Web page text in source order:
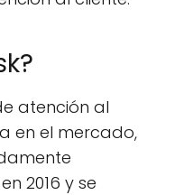
atención al
en el mercado,
2016 y se